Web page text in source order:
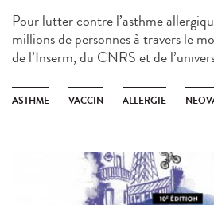
Pour lutter contre l’asthme
millions de personnes à travers le
de l’Inserm, du CNRS et de
ASTHME VACCIN ALLERGIE